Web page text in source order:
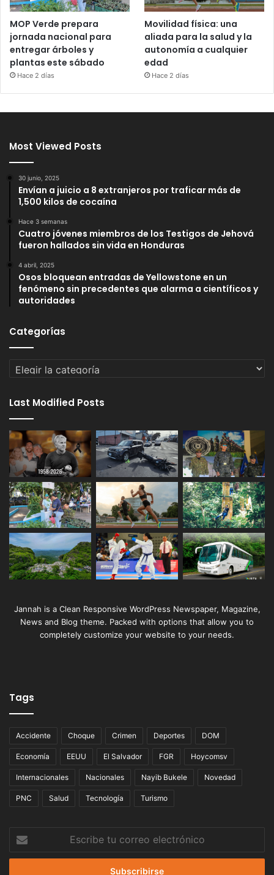
MOP Verde prepara
jornada nacional para
entregar árboles y
plantas este sábado
Hace 2 días
Movilidad física: una
aliada para la salud y la
autonomía a cualquier
edad
Hace 2 días
Most Viewed Posts
30 junio, 2025
Envían a juicio a 8 extranjeros por traficar más de
1,500 kilos de cocaína
Hace 3 semanas
Cuatro jóvenes miembros de los Testigos de Jehová
fueron hallados sin vida en Honduras
4 abril, 2025
Osos bloquean entradas de Yellowstone en un
fenómeno sin precedentes que alarma a científicos y
autoridades
Categorías
Categorías
Last Modified Posts
Jannah is a Clean Responsive WordPress Newspaper, Magazine,
News and Blog theme. Packed with options that allow you to
completely customize your website to your needs.
Tags
Accidente Choque Crimen Deportes DOM
Economía EEUU El Salvador FGR Hoycomsv
Internacionales Nacionales Nayib Bukele Novedad
PNC Salud Tecnología Turismo
tu
correo